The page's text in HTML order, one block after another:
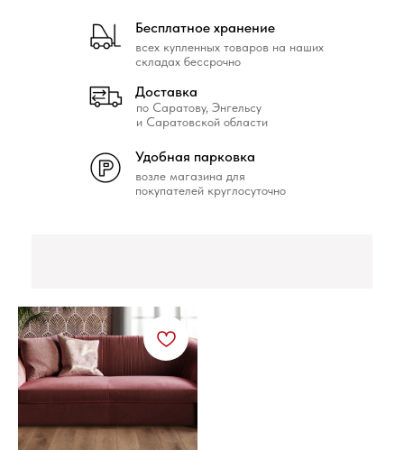
возле магазина для
покупателей круглосуточно
Удобная парковка
всех купленных товаров на наших
складах бессрочно
Бесплатное хранение
по Саратову, Энгельсу
и Саратовской области
Доставка